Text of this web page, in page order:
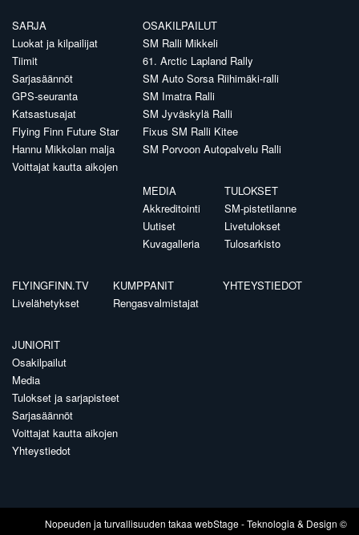
SARJA
Luokat ja kilpailijat
Tiimit
Sarjasäännöt
GPS-seuranta
Katsastusajat
Flying Finn Future Star
Hannu Mikkolan malja
Voittajat kautta aikojen
OSAKILPAILUT
SM Ralli Mikkeli
61. Arctic Lapland Rally
SM Auto Sorsa Riihimäki-ralli
SM Imatra Ralli
SM Jyväskylä Ralli
Fixus SM Ralli Kitee
SM Porvoon Autopalvelu Ralli
MEDIA
Akkreditointi
Uutiset
Kuvagalleria
TULOKSET
SM-pistetilanne
Livetulokset
Tulosarkisto
FLYINGFINN.TV
Livelähetykset
KUMPPANIT
Rengasvalmistajat
YHTEYSTIEDOT
JUNIORIT
Osakilpailut
Media
Tulokset ja sarjapisteet
Sarjasäännöt
Voittajat kautta aikojen
Yhteystiedot
Nopeuden ja turvallisuuden takaa webStage- Teknologia & Design ©